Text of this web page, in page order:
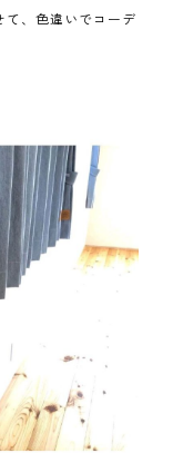
、色違いでコーデ